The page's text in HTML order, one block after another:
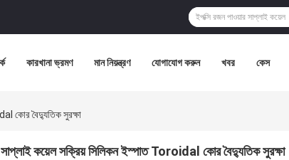
কারখানা ভ্রমণ মান নিয়ন্ত্রণ যোগাযোগ করুন খবর কেস
কোর বৈদ্যুতিক সুরক্ষা
কয়েল সক্রিয় সিলিকন ইস্পাত Toroidal কোর বৈদ্যুতিক সুরক্ষা